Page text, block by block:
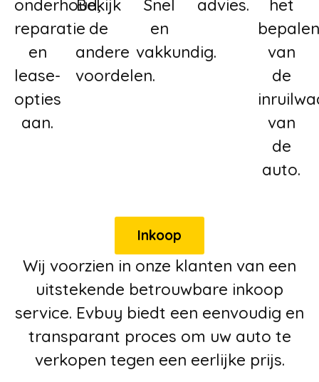
onderhoud,
reparatie
en
lease-
opties
aan.
Bekijk
de
andere
voordelen.
Snel
en
vakkundig.
advies.
het
van
de
van
de
auto.
Inkoop
Wij voorzien in onze klanten van een
uitstekende betrouwbare inkoop
service. Evbuy biedt een eenvoudig en
transparant proces om uw auto te
verkopen tegen een eerlijke prijs.